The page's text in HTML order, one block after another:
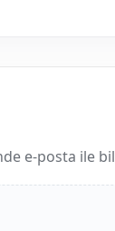
e-posta ile